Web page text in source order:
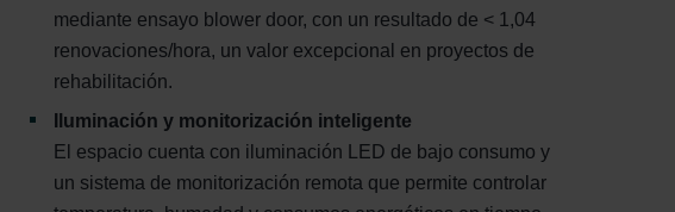
mediante ensayo blower door, con un resultado de < 1,04
renovaciones/hora, un valor excepcional en proyectos de
rehabilitación.
Iluminación y monitorización inteligente
El espacio cuenta con iluminación LED de bajo consumo y
un sistema de monitorización remota que permite controlar